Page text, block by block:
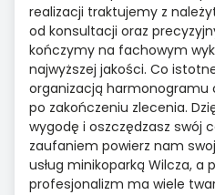
realizacji traktujemy z
od konsultacji oraz
kończymy na fachowym
najwyższej jakości. Co
organizacją harmonogramu
po zakończeniu zlecenia.
wygodę i oszczędzasz swój
zaufaniem powierz nam
usług minikoparką Wilcza, a
profesjonalizm ma wiele